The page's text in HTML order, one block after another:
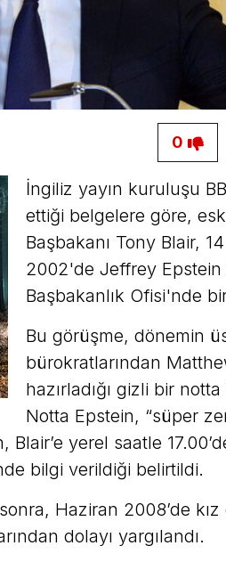
0
İngiliz yayın kuruluşu
ettiği belgelere göre,
Başbakanı Tony Blair,
2002'de Jeffrey Epstein
Başbakanlık Ofisi'nde
Bu görüşme, dönemin
bürokratlarından
hazırladığı gizli bir
Notta Epstein, “süper
Blair’e yerel saatle
bilgi verildiği belirtildi.
Haziran 2008’de kız
dolayı yargılandı.